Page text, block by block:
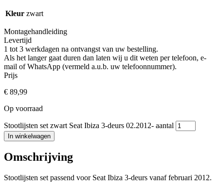
Kleur zwart
Montagehandleiding
Levertijd
1 tot 3 werkdagen na ontvangst van uw bestelling.
Als het langer gaat duren dan laten wij u dit weten per telefoon, e-
mail of WhatsApp (vermeld a.u.b. uw telefoonnummer).
Prijs
€ 89,99
Op voorraad
Stootlijsten set zwart Seat Ibiza 3-deurs 02.2012- aantal
In winkelwagen
Omschrijving
Stootlijsten set passend voor Seat Ibiza 3-deurs vanaf februari 2012.